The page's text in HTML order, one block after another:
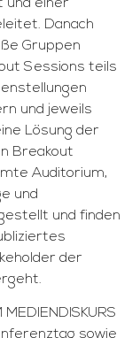
und einer
Danach
Gruppen
Sessions teils
und jeweils
Lösung der
Breakout
Auditorium,
und
und finden
der
sowie